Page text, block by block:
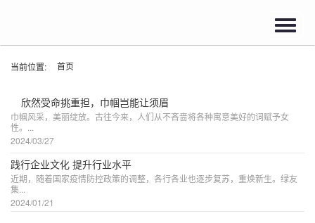
当前位置: 首页
欣然受命挑重担，巾帼岂能让须眉
巾帼风采，美丽绽放。古往今来，人们从不吝啬将各种寓意美好的词赋予女
性。...
2024/03/27
践行企业文化 提升行业水平
近期，随着国家疫情防控政策的调整，各行各业也逐步复苏，重焕新生。绿友
集...
2024/01/21